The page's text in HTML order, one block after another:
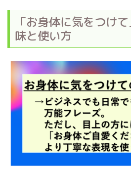
「お身体に気をつけ
味と使い方